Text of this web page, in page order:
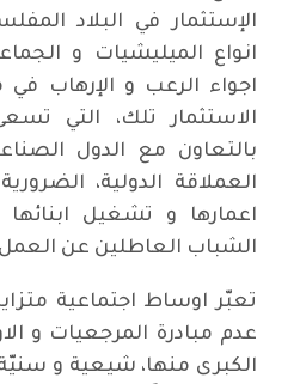
الإستثمار في البلاد
انواع الميليشيات و
اجواء الرعب و الإرهاب في
الاستثمار تلك، التي
بالتعاون مع الدول
العملاقة الدولية،
اعمارها و تشغيل
الشباب العاطلين عن
تعبّر اوساط اجتماعية
عدم مبادرة المرجعيات و
الكبرى منها، شيعية و سنيّة،